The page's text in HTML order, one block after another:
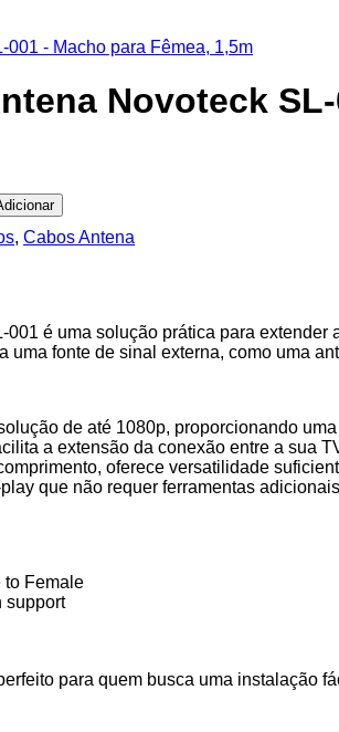
Novoteck
, Cabos Antena
é uma solução prática para
uma fonte de sinal externa, como uma
de até 1080p, proporcionando
a extensão da conexão entre a sua
oferece versatilidade
que não requer ferramentas
to Female
support
para quem busca uma instalação